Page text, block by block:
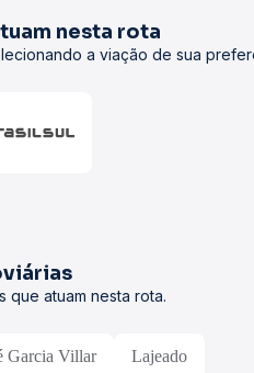
nesta rota
a viação de sua
que atuam nesta rota.
Garcia Villar Lajeado